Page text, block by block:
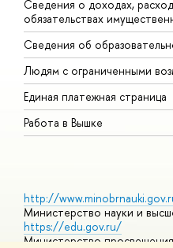
Сведения о доходах,
обязательствах
Сведения об
Людям с ограниченными
Единая платежная страница
Работа в Вышке
http://
Министерство науки и
https://edu.gov.ru/
Министерство